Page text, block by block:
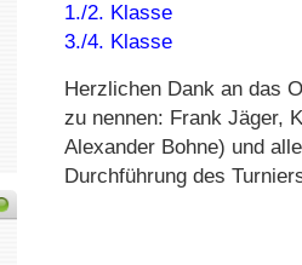
1./2. Klasse
3./4. Klasse
Herzlichen Dank an das
zu nennen: Frank Jäger,
Alexander Bohne) und
Durchführung des